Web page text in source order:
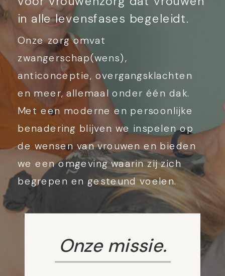
in alle levensfases begeleidt.
Onze zorg omvat
zwangerschap(wens),
anticonceptie, overgangsklachten
en meer, allemaal onder één dak.
Met een moderne en persoonlijke
benadering blijven we inspelen op
de wensen van vrouwen en bieden
we een omgeving waarin zij zich
begrepen en gesteund voelen.
Onze missie.